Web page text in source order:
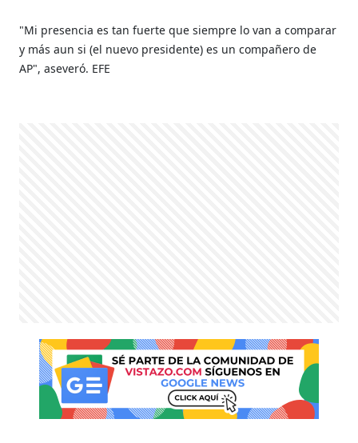
"Mi presencia es tan fuerte que siempre lo van a comparar
y más aun si (el nuevo presidente) es un compañero de
AP", aseveró. EFE